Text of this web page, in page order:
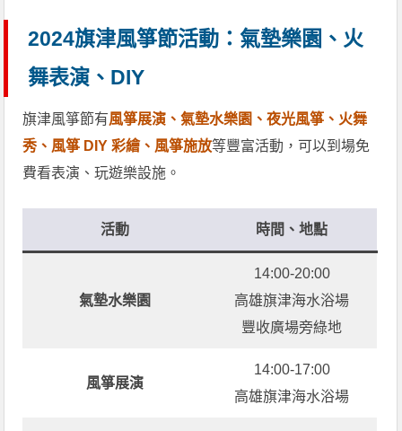
2024旗津風箏節活動：氣墊樂園、火
舞表演、DIY
旗津風箏節有風箏展演、氣墊水樂園、夜光風箏、火舞
秀、風箏 DIY 彩繪、風箏施放等豐富活動，可以到場免
費看表演、玩遊樂設施。
活動 時間、地點
氣墊水樂園
14:00-20:00
高雄旗津海水浴場
豐收廣場旁綠地
風箏展演
14:00-17:00
高雄旗津海水浴場